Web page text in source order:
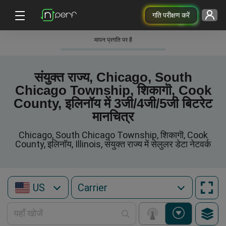
गति परीक्षण करें
मापन प्रगति पर है
संयुक्त राज्य, Chicago, South
Chicago Township, शिकागॊ, Cook
County, इलिनॉय में 3जी/4जी/5जी बिटरेट
मानचित्र
Chicago, South Chicago Township, शिकागॊ, Cook
County, इलिनॉय, Illinois, संयुक्त राज्य में सेलुलर डेटा नेटवर्क
US